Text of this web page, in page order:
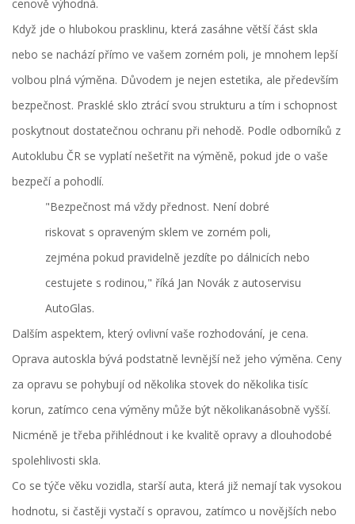
cenově výhodná.
Když jde o hlubokou prasklinu, která zasáhne větší část skla
nebo se nachází přímo ve vašem zorném poli, je mnohem lepší
volbou plná výměna. Důvodem je nejen estetika, ale především
bezpečnost. Prasklé sklo ztrácí svou strukturu a tím i schopnost
poskytnout dostatečnou ochranu při nehodě. Podle odborníků z
Autoklubu ČR se vyplatí nešetřit na výměně, pokud jde o vaše
bezpečí a pohodlí.
"Bezpečnost má vždy přednost. Není dobré
riskovat s opraveným sklem ve zorném poli,
zejména pokud pravidelně jezdíte po dálnicích nebo
cestujete s rodinou," říká Jan Novák z autoservisu
AutoGlas.
Dalším aspektem, který ovlivní vaše rozhodování, je cena.
Oprava autoskla bývá podstatně levnější než jeho výměna. Ceny
za opravu se pohybují od několika stovek do několika tisíc
korun, zatímco cena výměny může být několikanásobně vyšší.
Nicméně je třeba přihlédnout i ke kvalitě opravy a dlouhodobé
spolehlivosti skla.
Co se týče věku vozidla, starší auta, která již nemají tak vysokou
hodnotu, si častěji vystačí s opravou, zatímco u novějších nebo